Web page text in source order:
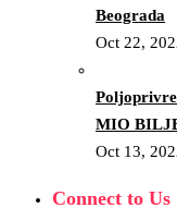
Beograda
Oct 22,
MIO
Oct 13,
Connect to Us